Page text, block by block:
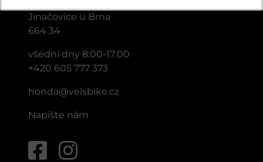
Jinačovice u Brna
664 34
všední dny 8:00-17:00
+420 605 777 373
honda@velsbike.cz
Napište nám